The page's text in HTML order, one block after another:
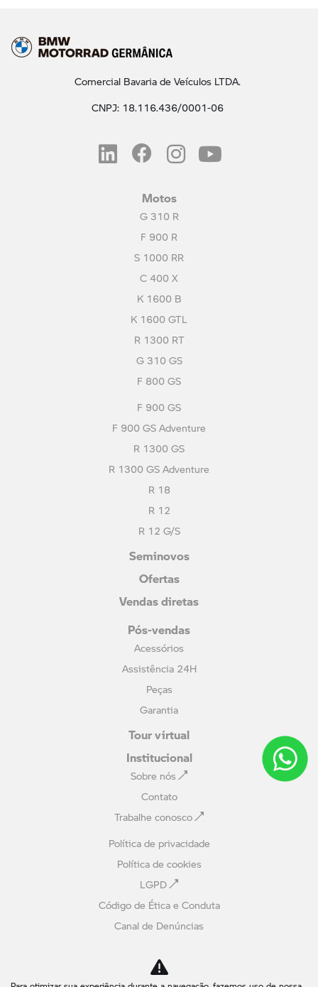
Comercial Bavaria de Veículos LTDA.
CNPJ: 18.116.436/0001-06
Motos
G 310 R
F 900 R
S 1000 RR
C 400 X
K 1600 B
K 1600 GTL
R 1300 RT
G 310 GS
F 800 GS
F 900 GS
F 900 GS Adventure
R 1300 GS
R 1300 GS Adventure
R 18
R 12
R 12 G/S
Seminovos
Ofertas
Vendas diretas
Pós-vendas
Acessórios
Assistência 24H
Peças
Garantia
Tour virtual
Institucional
Sobre nós
Contato
Trabalhe conosco
Política de privacidade
Política de cookies
LGPD
Código de Ética e Conduta
Canal de Denúncias
Comparativo